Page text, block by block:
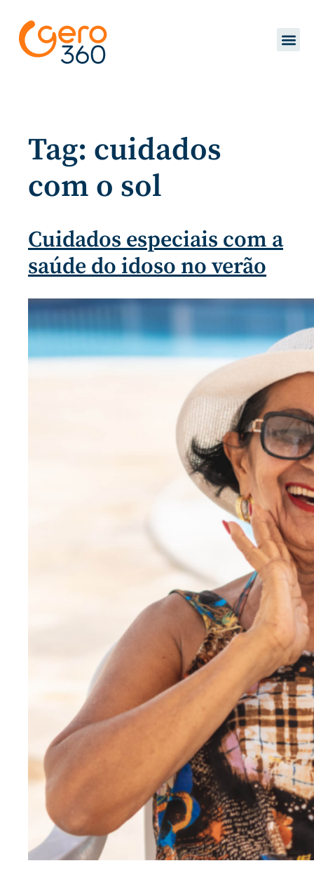
Tag: cuidados
com o sol
Cuidados especiais com a
saúde do idoso no verão